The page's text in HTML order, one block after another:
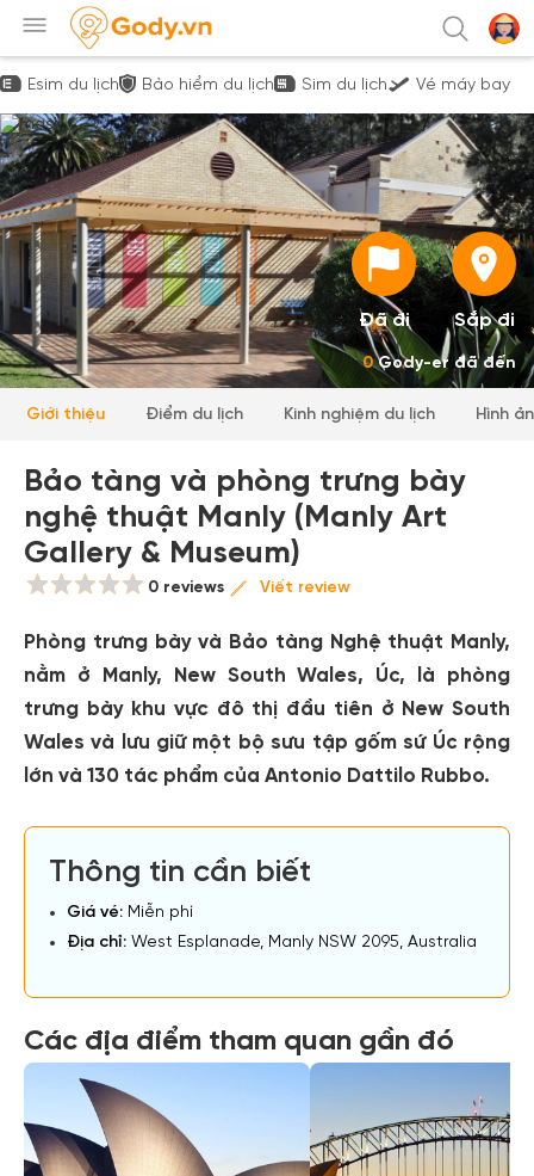
Esim du lịch Bảo hiểm du lịch Sim du lịch Vé máy bay
Đã đi Sắp đi
0Gody-er đã đến
Giới thiệu Điểm du lịch Kinh nghiệm du lịch Hình
Bảo tàng và phòng trưng bày
nghệ thuật Manly (Manly Art
Gallery & Museum)
0 reviews Viết review
Phòng trưng bày và Bảo tàng Nghệ thuật Manly,
nằm ở Manly, New South Wales, Úc, là phòng
trưng bày khu vực đô thị đầu tiên ở New South
Wales và lưu giữ một bộ sưu tập gốm sứ Úc rộng
lớn và 130 tác phẩm của Antonio Dattilo Rubbo.
Thông tin cần biết
Giá vé: Miễn phí
Địa chỉ: West Esplanade, Manly NSW 2095, Australia
Các địa điểm tham quan gần đó